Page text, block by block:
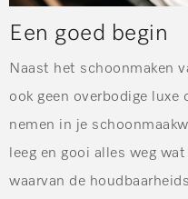
Een goed begin
Naast het schoonmaken
ook geen overbodige luxe
nemen in je
leeg en gooi alles weg
waarvan de